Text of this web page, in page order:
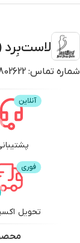
رنگدانه ایزییم برای
درنتیجه ایزییمBIRD
لاست‌بِرد
شماره تماس:
تحویل